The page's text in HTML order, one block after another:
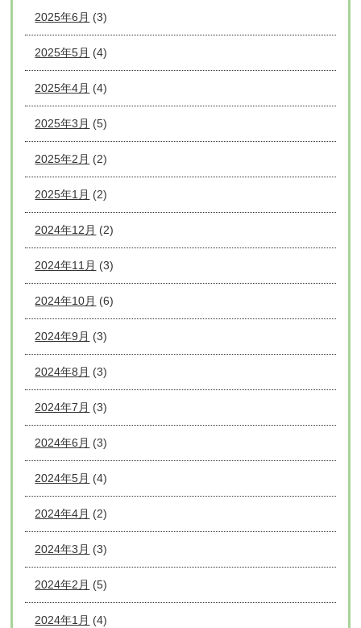
2025年6月 (3)
2025年5月 (4)
2025年4月 (4)
2025年3月 (5)
2025年2月 (2)
2025年1月 (2)
2024年12月 (2)
2024年11月 (3)
2024年10月 (6)
2024年9月 (3)
2024年8月 (3)
2024年7月 (3)
2024年6月 (3)
2024年5月 (4)
2024年4月 (2)
2024年3月 (3)
2024年2月 (5)
2024年1月 (4)